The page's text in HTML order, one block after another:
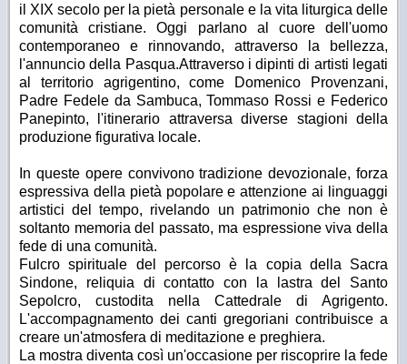
il XIX secolo per la pietà personale e la vita liturgica delle
comunità cristiane. Oggi parlano al cuore dell'uomo
contemporaneo e rinnovando, attraverso la bellezza,
l'annuncio della Pasqua.Attraverso i dipinti di artisti legati
al territorio agrigentino, come Domenico Provenzani,
Padre Fedele da Sambuca, Tommaso Rossi e Federico
Panepinto, l'itinerario attraversa diverse stagioni della
produzione figurativa locale.
In queste opere convivono tradizione devozionale, forza
espressiva della pietà popolare e attenzione ai linguaggi
artistici del tempo, rivelando un patrimonio che non è
soltanto memoria del passato, ma espressione viva della
fede di una comunità.
Fulcro spirituale del percorso è la copia della Sacra
Sindone, reliquia di contatto con la lastra del Santo
Sepolcro, custodita nella Cattedrale di Agrigento.
L'accompagnamento dei canti gregoriani contribuisce a
creare un'atmosfera di meditazione e preghiera.
La mostra diventa così un'occasione per riscoprire la fede